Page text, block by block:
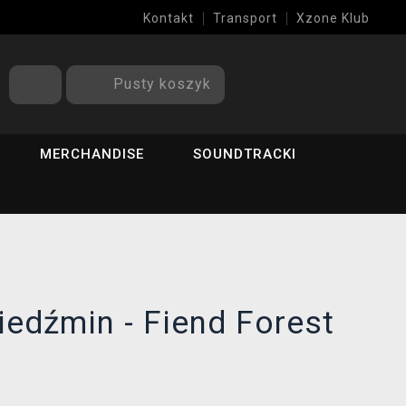
Kontakt Transport Xzone Klub
Pusty koszyk
MERCHANDISE SOUNDTRACKI
- Fiend Forest